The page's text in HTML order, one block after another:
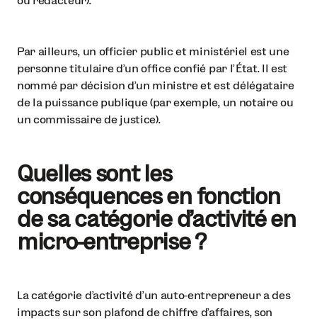
Par ailleurs, un officier public et ministériel est une
personne titulaire d’un office confié par l’État. Il est
nommé par décision d’un ministre et est délégataire
de la puissance publique (par exemple, un notaire ou
un commissaire de justice).
Quelles sont les
conséquences en fonction
de sa catégorie d’activité en
micro-entreprise ?
La catégorie d’activité d’un auto-entrepreneur a des
impacts sur son plafond de chiffre d’affaires, son